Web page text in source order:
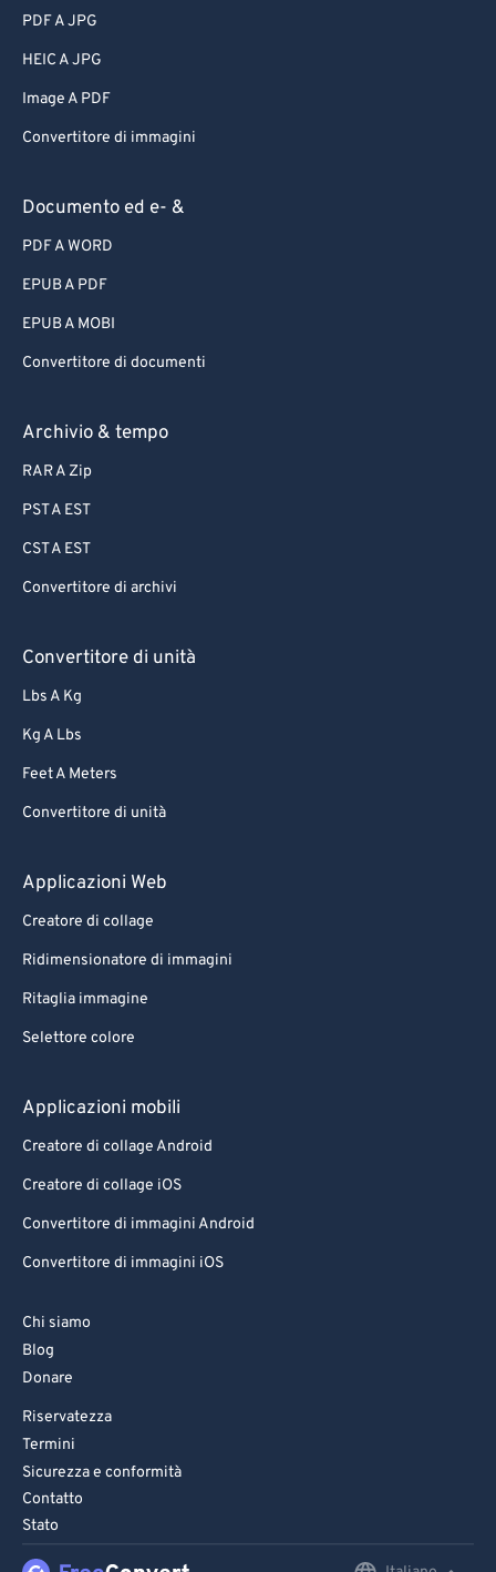
PDF A JPG
HEIC A JPG
Image A PDF
Convertitore di immagini
Documento ed e- &
PDF A WORD
EPUB A PDF
EPUB A MOBI
Convertitore di documenti
Archivio & tempo
RAR A Zip
PST A EST
CST A EST
Convertitore di archivi
Convertitore di unità
Lbs A Kg
Kg A Lbs
Feet A Meters
Convertitore di unità
Applicazioni Web
Creatore di collage
Ridimensionatore di immagini
Ritaglia immagine
Selettore colore
Applicazioni mobili
Creatore di collage Android
Creatore di collage iOS
Convertitore di immagini Android
Convertitore di immagini iOS
Chi siamo
Blog
Donare
Riservatezza
Termini
Sicurezza e conformità
Contatto
Stato